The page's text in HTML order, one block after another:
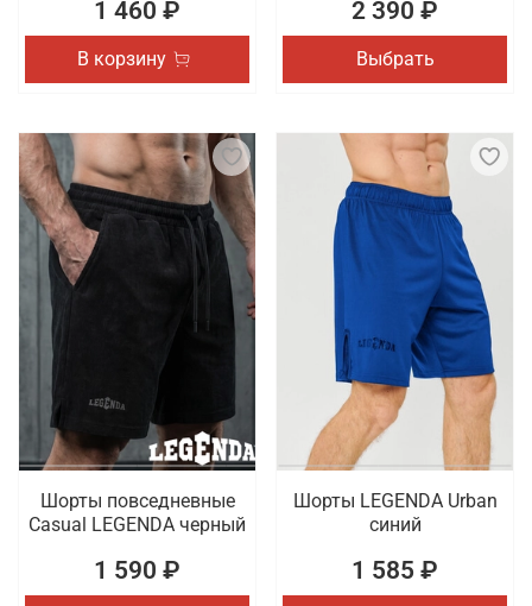
1 460 ₽
В корзину
2 390 ₽
Выбрать
Шорты повседневные
Casual LEGENDA черный
1 590 ₽
Шорты LEGENDA Urban
синий
1 585 ₽